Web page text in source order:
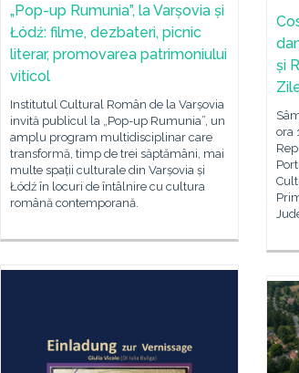
și
ora
„Pop-up Rumunia”, la Varșovia și
Łódź: filme, dezbateri, picnic
literar, promovarea patrimoniului
viticol
Institutul Cultural Român de la Varșovia
invită publicul la „Pop-up Rumunia”, un
amplu program multidisciplinar care
transformă, timp de trei săptămâni, mai
multe spații culturale din Varșovia și
Łódź în locuri de întâlnire cu cultura
română contemporană.